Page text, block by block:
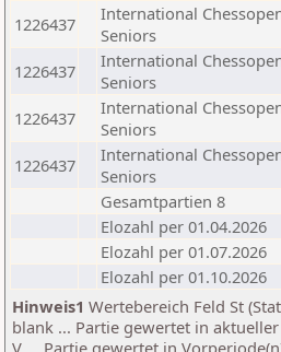
1226437
International
Seniors
1226437
International
Seniors
1226437
International
Seniors
1226437
International
Seniors
Gesamtpartien 8
Elozahl per 01.04.2026
Elozahl per 01.07.2026
Elozahl per 01.10.2026
Hinweis1 Wertebereich Feld St
blank ... Partie gewertet in
V ... Partie gewertet in